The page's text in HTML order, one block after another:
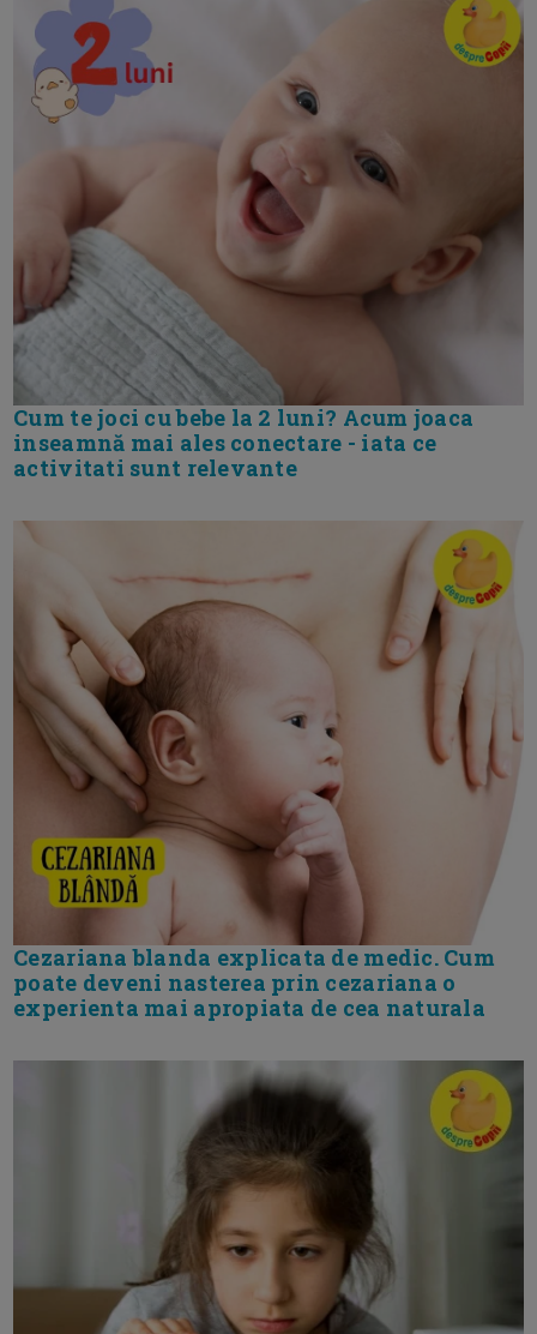
Cum te joci cu bebe la 2 luni? Acum joaca
inseamnă mai ales conectare - iata ce
activitati sunt relevante
Cezariana blanda explicata de medic. Cum
poate deveni nasterea prin cezariana o
experienta mai apropiata de cea naturala